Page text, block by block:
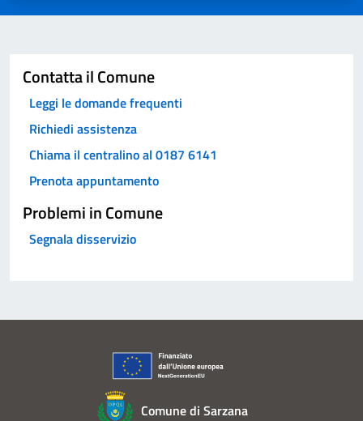
Contatta il Comune
Leggi le domande frequenti
Richiedi assistenza
Chiama il centralino al 0187 6141
Prenota appuntamento
Problemi in Comune
Segnala disservizio
Comune di Sarzana